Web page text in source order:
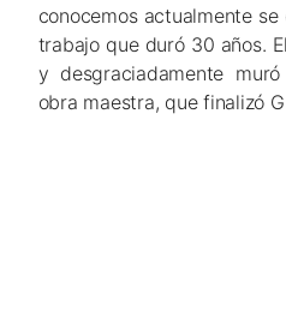
conocemos actualmente
trabajo que duró 30 años.
y desgraciadamente
obra maestra, que finalizó